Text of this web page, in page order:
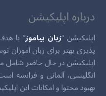
درباره اپلیکیشن
اپلیکیشن “زبان بیاموز” با
پذیری بهتر برای زبان آموزان
اپلیکیشن در حال حاضر شامل
انگلیسی، آلمانی و فرانسه
بهبود محتوا و امکانات این